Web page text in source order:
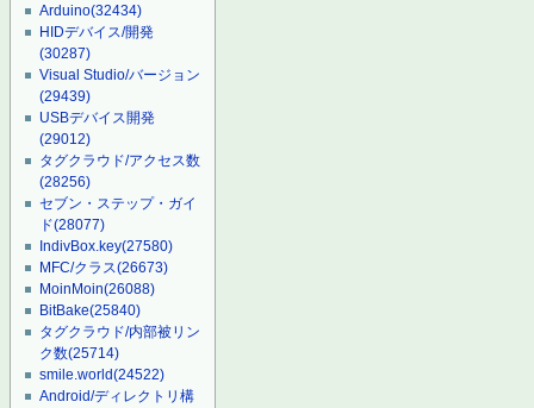
Arduino(32434)
HIDデバイス/開発
(30287)
Visual Studio/バージョン
(29439)
USBデバイス開発
(29012)
タグクラウド/アクセス数
(28256)
セブン・ステップ・ガイ
ド(28077)
IndivBox.key(27580)
MFC/クラス(26673)
MoinMoin(26088)
BitBake(25840)
タグクラウド/内部被リン
ク数(25714)
smile.world(24522)
Android/ディレクトリ構